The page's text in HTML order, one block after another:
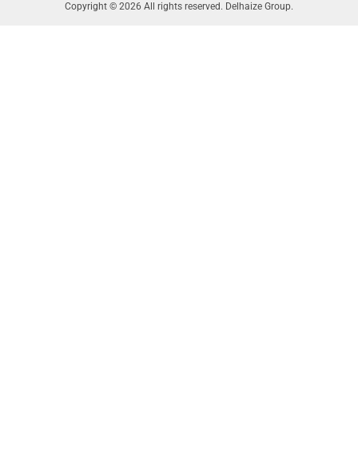
Copyright © 2026 All rights reserved. Delhaize Group.